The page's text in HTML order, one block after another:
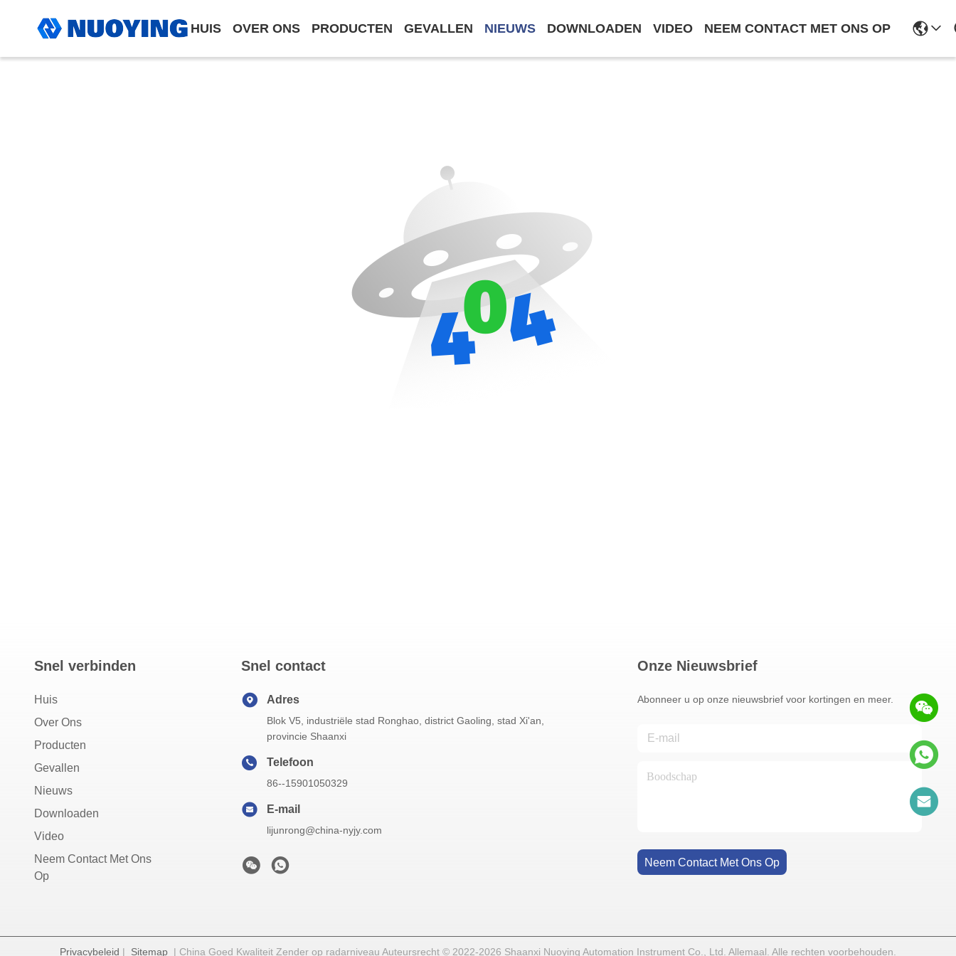
HUIS OVER ONS PRODUCTEN GEVALLEN NIEUWS DOWNLOADEN VIDEO NEEM CONTACT MET ONS OP
Snel verbinden
Huis
Over Ons
Producten
Gevallen
Nieuws
Downloaden
Video
Neem Contact Met Ons
Op
Snel contact
Adres
Blok V5, industriële stad Ronghao, district Gaoling, stad Xi'an,
provincie Shaanxi
Telefoon
86--15901050329
E-mail
lijunrong@china-nyjy.com
Onze Nieuwsbrief
Abonneer u op onze nieuwsbrief voor kortingen en meer.
Neem Contact Met Ons Op
Privacybeleid | Sitemap | China Goed Kwaliteit Zender op radarniveau Auteursrecht © 2022-2026 Shaanxi Nuoying Automation Instrument Co., Ltd. Allemaal. Alle rechten voorbehouden.